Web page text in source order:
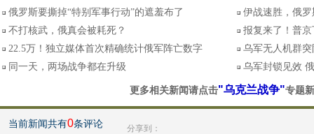
俄罗斯要撕掉“特别军事行动”的遮羞布了
伊战速胜，俄
不打核武，俄真会被耗死？
报复来了！普
22.5万！独立媒体首次精确统计俄军阵亡数字
乌军无人机群
同一天，两场战争都在升级
乌军封锁见效
更多相关新闻请点击"乌克兰战争"专题
当前新闻共有0条评论 分享到：